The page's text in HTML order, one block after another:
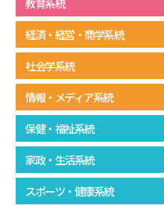
志望校・出願校を調べる
併願校選び
先輩が入学を決めた理由
新生活お役立ちガイド
教育系統
経済・経営・商学系統
社会学系統
情報・メディア系統
保健・福祉系統
家政・生活系統
スポーツ・健康系統